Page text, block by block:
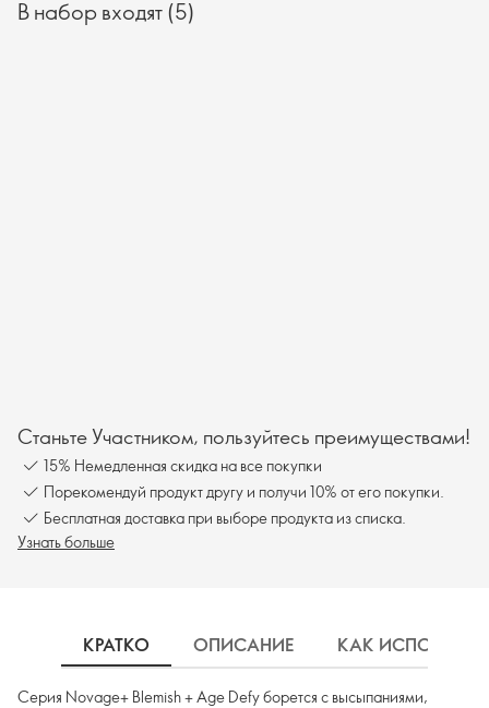
В набор входят (5)
Станьте Участником, пользуйтесь преимуществами!
15% Немедленная скидка на все покупки
Порекомендуй продукт другу и получи 10% от его покупки.
Бесплатная доставка при выборе продукта из списка.
Узнать больше
КРАТКО ОПИСАНИЕ КАК
Серия Novage+ Blemish + Age Defy борется с высыпаниями,